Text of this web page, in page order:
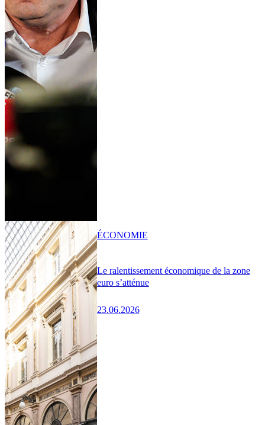
Le ralentissement économique de la zone
euro s’atténue
23.06.2026
ÉCONOMIE